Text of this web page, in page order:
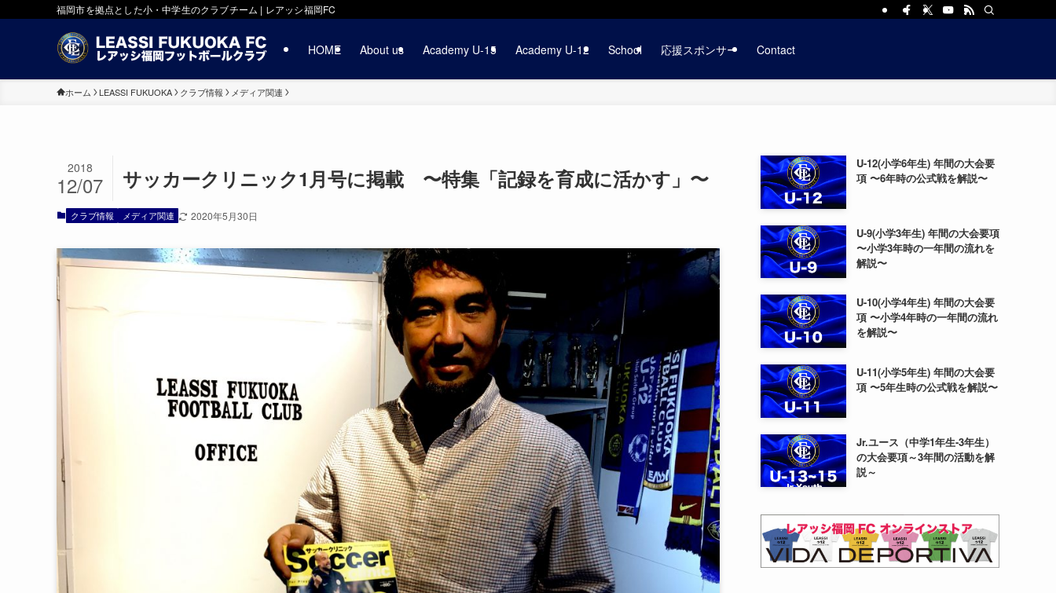
福岡市を拠点とした小・中学生のクラブチーム | レアッシ福岡FC
HOME About us Academy U-15 Academy U-12 School 応援スポンサー Contact
ホーム LEASSI FUKUOKA クラブ情報 メディア関連
サッカークリニック1月号に掲載 〜特集「記録を育成に活かす」〜
2018
12/07
クラブ情報 メディア関連 2020年5月30日
U-12(小学6年生) 年間の大会要
項 〜6年時の公式戦を解説〜
U-9(小学3年生) 年間の大会要項
〜小学3年時の一年間の流れを
解説〜
U-10(小学4年生) 年間の大会要
項 〜小学4年時の一年間の流れ
を解説〜
U-11(小学5年生) 年間の大会要
項 〜5年生時の公式戦を解説〜
Jr.ユース（中学1年生-3年生）
の大会要項～3年間の活動を解
説～